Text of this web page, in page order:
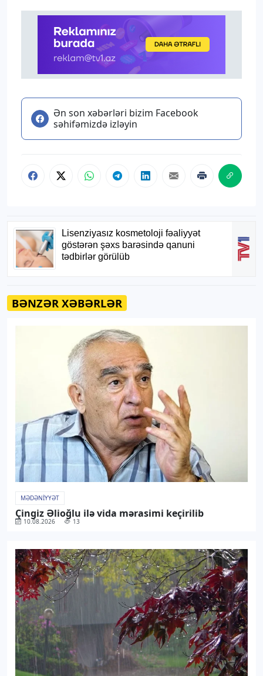
Ən son xəbərləri bizim Facebook
səhifəmizdə izləyin
BƏNZƏR XƏBƏRLƏR
MƏDƏNIYYƏT
Çingiz Əlioğlu ilə vida mərasimi keçirilib
10.08.2026 13